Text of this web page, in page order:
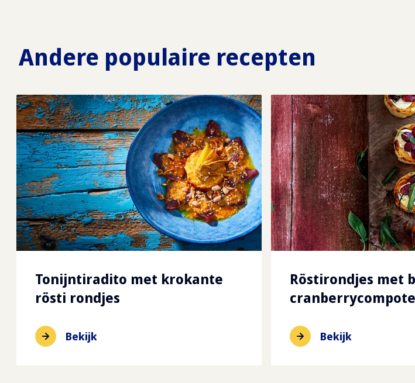
Andere populaire recepten
Tonijntiradito met krokante
rösti rondjes
Bekijk
Röstirondjes met
cranberrycompote
Bekijk